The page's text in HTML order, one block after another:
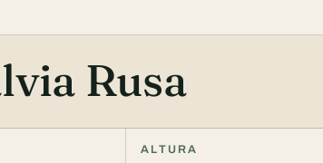
Rusa
ALTURA